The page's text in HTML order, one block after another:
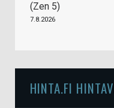
(Zen 5)
7.8.2026
HINTA.FI